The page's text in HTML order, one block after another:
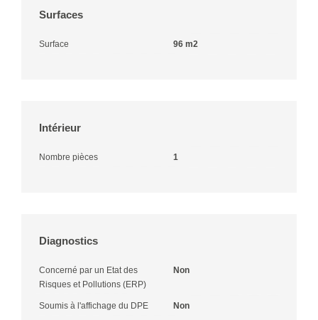
Surfaces
Surface 96 m2
Intérieur
Nombre pièces 1
Diagnostics
Concerné par un Etat des
Risques et Pollutions (ERP)
Non
Soumis à l'affichage du DPE Non